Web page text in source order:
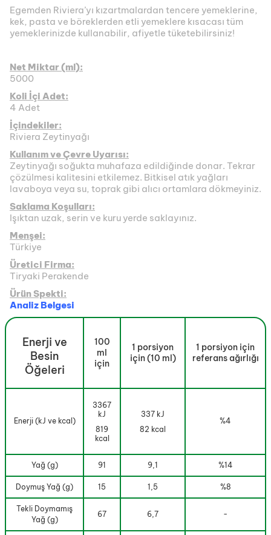
Egemden Riviera’yı kızartmalardan tencere yemeklerine,
kek, pasta ve böreklerden etli yemeklere kısacası tüm
yemeklerinizde kullanabilir, afiyetle tüketebilirsiniz!
Net Miktar (ml):
5000
Koli İçi Adet:
4 Adet
İçindekiler:
Riviera Zeytinyağı
Kullanım ve Çevre Uyarısı:
Zeytinyağı soğukta muhafaza edildiğinde donar. Tekrar
çözülmesi kalitesini etkilemez. Bitkisel atık yağları
lavaboya veya su, toprak gibi alıcı ortamlara dökmeyiniz.
Saklama Koşulları:
Işıktan uzak, serin ve kuru yerde saklayınız.
Menşei:
Türkiye
Üretici Firma:
Tiryaki Perakende
Ürün Spekti:
Analiz Belgesi
Enerji ve
Besin
Öğeleri
100
ml
için
1 porsiyon
için (10 ml)
1 porsiyon için
referans ağırlığı
Enerji (kJ ve kcal)
3367
kJ
819
kcal
337 kJ
82 kcal
%4
Yağ (g) 91 9,1 %14
Doymuş Yağ (g) 15 1,5 %8
Tekli Doymamış
Yağ (g)
67 6,7 -